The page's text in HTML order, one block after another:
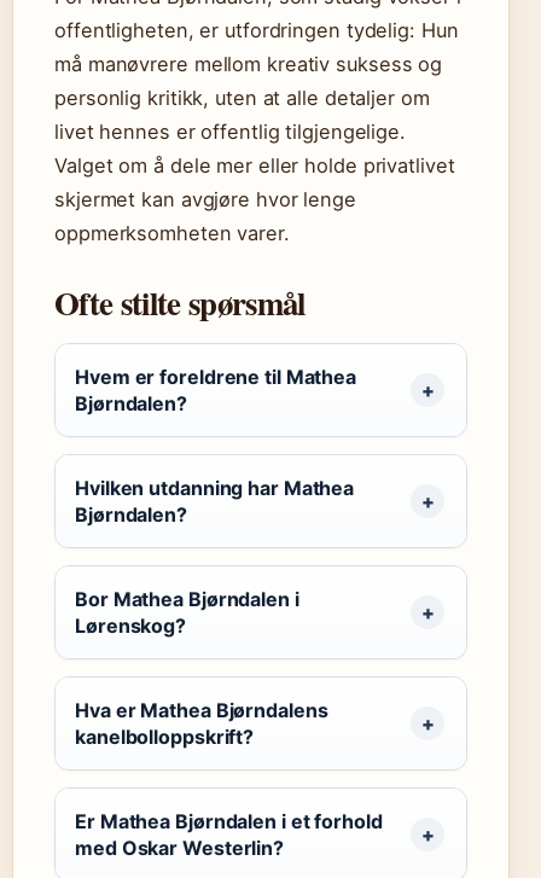
offentligheten, er utfordringen tydelig: Hun
må manøvrere mellom kreativ suksess og
personlig kritikk, uten at alle detaljer om
livet hennes er offentlig tilgjengelige.
Valget om å dele mer eller holde privatlivet
skjermet kan avgjøre hvor lenge
oppmerksomheten varer.
Ofte stilte spørsmål
Hvem er foreldrene til Mathea
Bjørndalen?
Hvilken utdanning har Mathea
Bjørndalen?
Bor Mathea Bjørndalen i
Lørenskog?
Hva er Mathea Bjørndalens
kanelbolloppskrift?
Er Mathea Bjørndalen i et forhold
med Oskar Westerlin?